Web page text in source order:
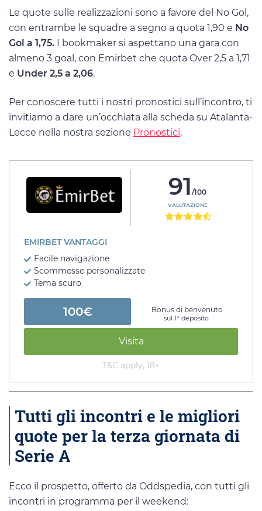
Le quote sulle realizzazioni sono a favore del No Gol,
con entrambe le squadre a segno a quota 1,90 e No
Gol a 1,75. I bookmaker si aspettano una gara con
almeno 3 goal, con Emirbet che quota Over 2,5 a 1,71
e Under 2,5 a 2,06.
Per conoscere tutti i nostri pronostici sull’incontro, ti
invitiamo a dare un’occhiata alla scheda su Atalanta-
Lecce nella nostra sezione Pronostici.
91 /100
VALUTAZIONE
EMIRBET VANTAGGI
Facile navigazione
Scommesse personalizzate
Tema scuro
100€ Bonus di benvenuto
sul 1° deposito
Visita
T&C apply, 18+
Tutti gli incontri e le migliori
quote per la terza giornata di
Serie A
Ecco il prospetto, offerto da Oddspedia, con tutti gli
incontri in programma per il weekend: